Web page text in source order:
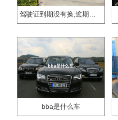
驾驶证到期没有换,逾期怎么办??
bba是什么车